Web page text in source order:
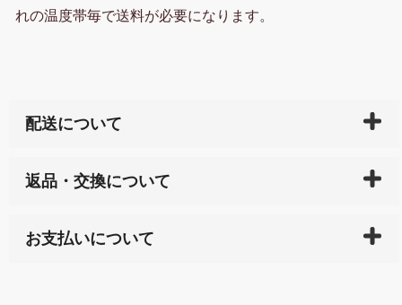
れの温度帯毎で送料が必要になります。
配送について
天ペイ」の方はご注文受付後）、 長崎県下全域に点在
サイト内で購入された商品の送料は、こちらの
全国送
返品・交換について
または配送途中の 事故などで不都合が生じている場合
お支払いについて